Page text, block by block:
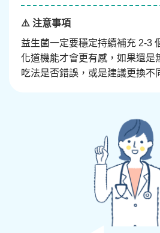
⚠️ 注意事項
益生菌一定要穩定持續補充 2-3
化道機能才會更有感，如果還是
吃法是否錯誤，或是建議更換不